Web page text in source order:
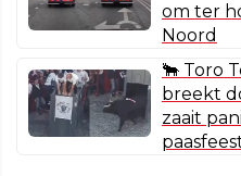
om ter
Noord
🐂 Toro
breekt
zaait